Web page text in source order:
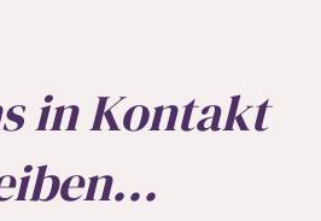
in Kontakt